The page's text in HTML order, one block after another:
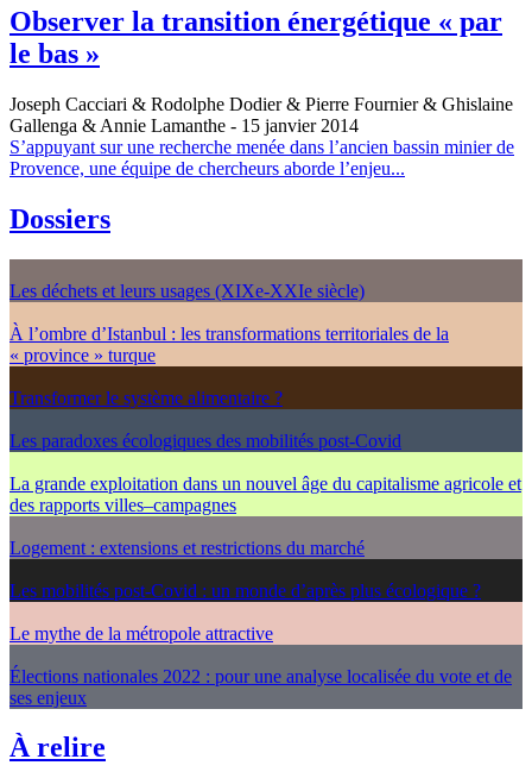
Observer la transition énergétique « par
le bas »
Joseph Cacciari & Rodolphe Dodier & Pierre Fournier & Ghislaine
Gallenga & Annie Lamanthe - 15 janvier 2014
S’appuyant sur une recherche menée dans l’ancien bassin minier de
Provence, une équipe de chercheurs aborde l’enjeu...
Dossiers
Les déchets et leurs usages (XIXe-XXIe siècle)
À l’ombre d’Istanbul : les transformations territoriales de la
« province » turque
Transformer le système alimentaire ?
Les paradoxes écologiques des mobilités post-Covid
La grande exploitation dans un nouvel âge du capitalisme agricole et
des rapports villes–campagnes
Logement : extensions et restrictions du marché
Les mobilités post-Covid : un monde d’après plus écologique ?
Le mythe de la métropole attractive
Élections nationales 2022 : pour une analyse localisée du vote et de
ses enjeux
À relire